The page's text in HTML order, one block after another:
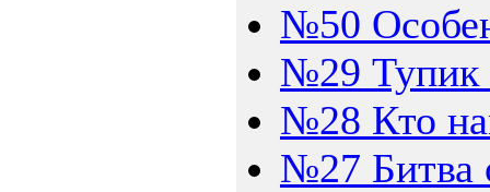
№50
№29 Тупик
№28 Кто
№27 Битва